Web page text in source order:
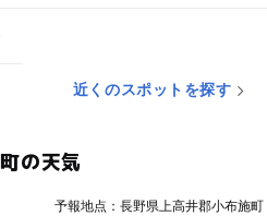
近くのスポットを探す
の天気
予報地点：長野県上高井郡小布施町